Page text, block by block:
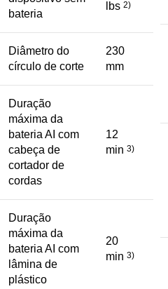
bateria
lbs 2)
Diâmetro do
círculo de corte
230
mm
Duração
máxima da
bateria AI com
cabeça de
cortador de
cordas
12
min 3)
Duração
máxima da
bateria AI com
lâmina de
plástico
20
min 3)